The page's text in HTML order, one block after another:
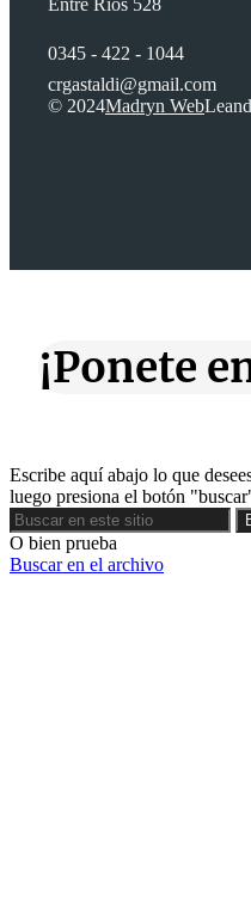
0345 - 422 - 1044
crgastaldi@gmail.com
© 2024Madryn Web
¡Ponete
Escribe aquí abajo lo que
luego presiona el botón
Buscar
O bien prueba
Buscar en el archivo